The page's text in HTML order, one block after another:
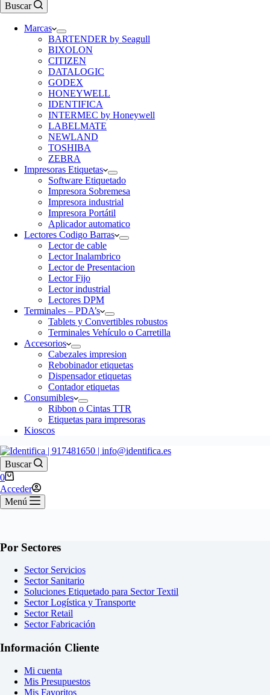
Buscar
Marcas
BARTENDER by Seagull
BIXOLON
CITIZEN
DATALOGIC
GODEX
HONEYWELL
IDENTIFICA
INTERMEC by Honeywell
LABELMATE
NEWLAND
TOSHIBA
ZEBRA
Impresoras Etiquetas
Software Etiquetado
Impresora Sobremesa
Impresora industrial
Impresora Portátil
Aplicador automatico
Lectores Codigo Barras
Lector de cable
Lector Inalambrico
Lector de Presentacion
Lector Fijo
Lector industrial
Lectores DPM
Terminales – PDA’s
Tablets y Convertibles robustos
Terminales Vehículo o Carretilla
Accesorios
Cabezales impresion
Rebobinador etiquetas
Dispensador etiquetas
Contador etiquetas
Consumibles
Ribbon o Cintas TTR
Etiquetas para impresoras
Kioscos
Buscar
0
Acceder
Menú
Por Sectores
Sector Servicios
Sector Sanitario
Soluciones Etiquetado para Sector Textil
Sector Logística y Transporte
Sector Retail
Sector Fabricación
Información Cliente
Mi cuenta
Mis Presupuestos
Mis Favoritos